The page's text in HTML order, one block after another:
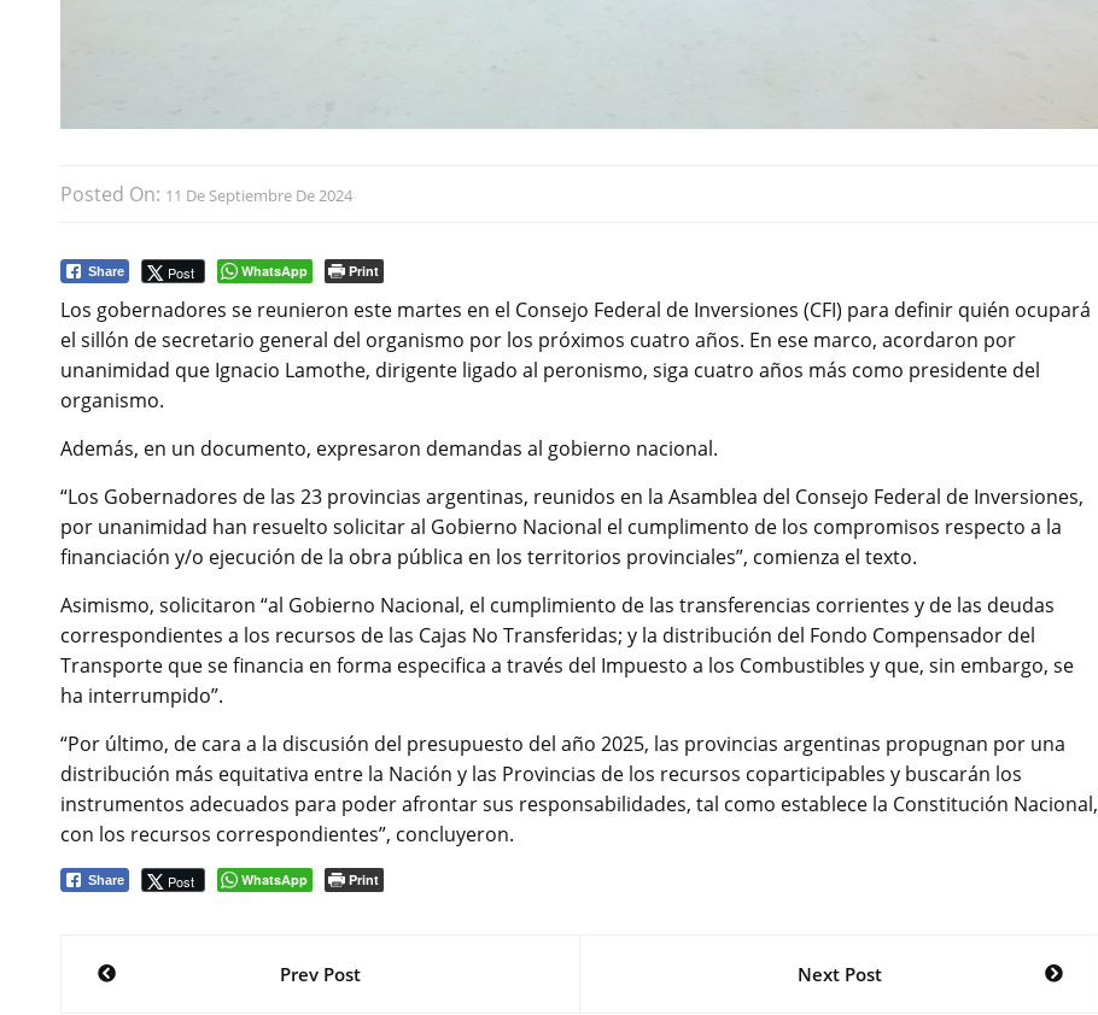
Posted On: 11 De Septiembre De 2024
Share Post WhatsApp Print
Los gobernadores se reunieron este martes en el Consejo Federal de Inversiones (CFI) para definir quién ocupará
el sillón de secretario general del organismo por los próximos cuatro años. En ese marco, acordaron por
unanimidad que Ignacio Lamothe, dirigente ligado al peronismo, siga cuatro años más como presidente del
organismo.
Además, en un documento, expresaron demandas al gobierno nacional.
“Los Gobernadores de las 23 provincias argentinas, reunidos en la Asamblea del Consejo Federal de Inversiones,
por unanimidad han resuelto solicitar al Gobierno Nacional el cumplimento de los compromisos respecto a la
financiación y/o ejecución de la obra pública en los territorios provinciales”, comienza el texto.
Asimismo, solicitaron “al Gobierno Nacional, el cumplimiento de las transferencias corrientes y de las deudas
correspondientes a los recursos de las Cajas No Transferidas; y la distribución del Fondo Compensador del
Transporte que se financia en forma especifica a través del Impuesto a los Combustibles y que, sin embargo, se
ha interrumpido”.
“Por último, de cara a la discusión del presupuesto del año 2025, las provincias argentinas propugnan por una
distribución más equitativa entre la Nación y las Provincias de los recursos coparticipables y buscarán los
instrumentos adecuados para poder afrontar sus responsabilidades, tal como establece la Constitución Nacional,
con los recursos correspondientes”, concluyeron.
Share Post WhatsApp Print
NavegaciónPrev Post Next Post